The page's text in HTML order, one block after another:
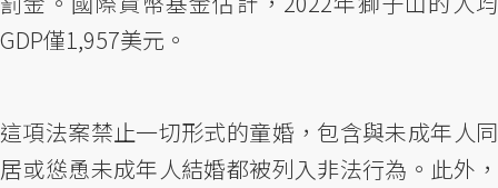
GDP僅1,957美元。
這項法案禁止一切形式的童婚，包含與未成年人同
居或慫恿未成年人結婚都被列入非法行為。此外，